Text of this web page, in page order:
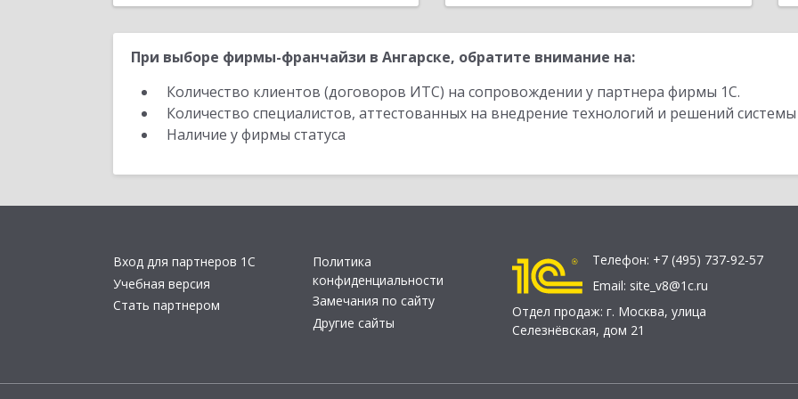
При выборе фирмы-франчайзи в Ангарске, обратите внимание на:
Количество клиентов (договоров ИТС) на сопровождении у партнера фирмы 1С.
Количество специалистов, аттестованных на внедрение технологий и решений
Наличие у фирмы статуса
Вход для партнеров 1С
Учебная версия
Стать партнером
Политика
конфиденциальности
Замечания по сайту
Другие сайты
Телефон: +7 (495) 737-92-57
Email: site_v8@1c.ru
Отдел продаж: г. Москва, улица
Селезнёвская, дом 21